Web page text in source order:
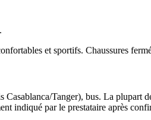
et sportifs. Chaussures
Casablanca/Tanger), bus. La plupart
indiqué par le prestataire après